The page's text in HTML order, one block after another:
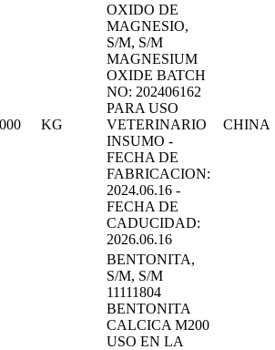
KG
OXIDO DE
MAGNESIO,
S/M, S/M
MAGNESIUM
OXIDE BATCH
NO: 202406162
PARA USO
VETERINARIO
INSUMO -
FECHA DE
FABRICACION:
2024.06.16 -
FECHA DE
CADUCIDAD:
2026.06.16
CHINA
BENTONITA,
S/M, S/M
11111804
BENTONITA
CALCICA M200
USO EN LA